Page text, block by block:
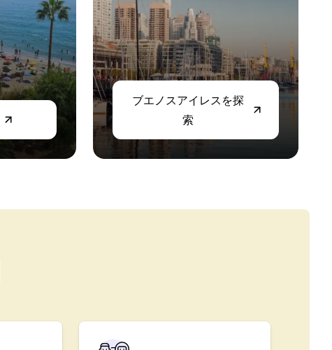
ブエノスアイレスを探
索